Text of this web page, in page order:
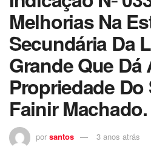
Melhorias Na
Secundária Da
Grande Que Dá
Propriedade Do
Fainir Machado.
por santos 3 anos atrás